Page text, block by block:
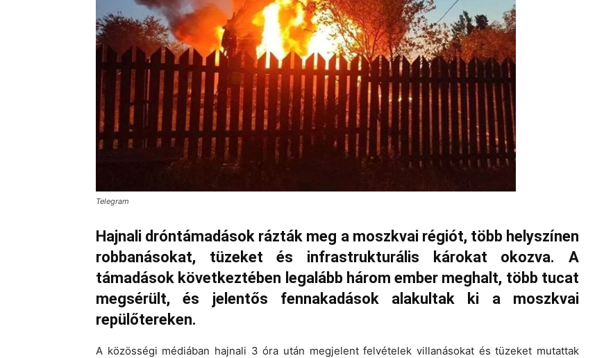
Telegram
Hajnali dróntámadások rázták meg a moszkvai régiót, több helyszínen
robbanásokat, tüzeket és infrastrukturális károkat okozva. A
támadások következtében legalább három ember meghalt, több tucat
megsérült, és jelentős fennakadások alakultak ki a moszkvai
repülőtereken.
A közösségi médiában hajnali 3 óra után megjelent felvételek villanásokat és tüzeket mutattak